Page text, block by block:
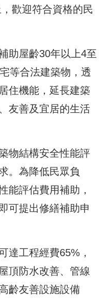
歡迎符合資格的民
助屋齡30年以上4至
等合法建築物，透
住機能，延長建築
友善及宜居的生活
物結構安全性能評
。為降低民眾負
能評估費用補助，
可提出修繕補助申
達工程經費65%，
頂防水改善、管線
齡友善設施設備